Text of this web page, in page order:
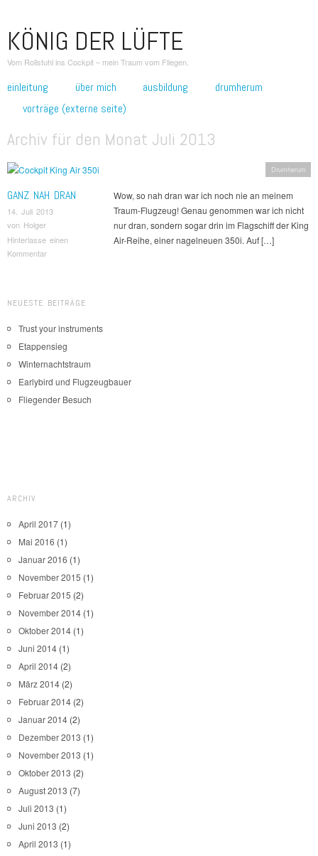
KÖNIG DER LÜFTE
Vom Rollstuhl ins Cockpit – mein Traum vom Fliegen.
Hauptmenü
zum inhalt springen
einleitung über mich ausbildung
drumherum
vorträge (externe seite)
Archiv für den Monat Juli 2013
GANZ NAH DRAN
14. Juli 2013
von Holger
Hinterlasse einen
Kommentar
Wow, so nah dran war ich noch nie an meinem
Traum-Flugzeug! Genau genommen war ich nicht
nur dran, sondern sogar drin im Flagschiff der King
Air-Reihe, einer nagelneuen 350i. Auf […]
Drumherum
Beitragsnavigation
NEUESTE BEITRÄGE
Trust your instruments
Etappensieg
Winternachtstraum
Earlybird und Flugzeugbauer
Fliegender Besuch
ARCHIV
April 2017 (1)
Mai 2016 (1)
Januar 2016 (1)
November 2015 (1)
Februar 2015 (2)
November 2014 (1)
Oktober 2014 (1)
Juni 2014 (1)
April 2014 (2)
März 2014 (2)
Februar 2014 (2)
Januar 2014 (2)
Dezember 2013 (1)
November 2013 (1)
Oktober 2013 (2)
August 2013 (7)
Juli 2013 (1)
Juni 2013 (2)
April 2013 (1)